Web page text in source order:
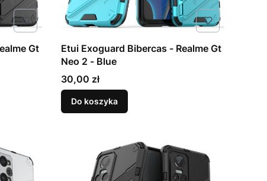
Gt
Etui Exoguard Bibercas - Realme Gt
Neo 2 - Blue
Cena
30,00 zł
Do koszyka